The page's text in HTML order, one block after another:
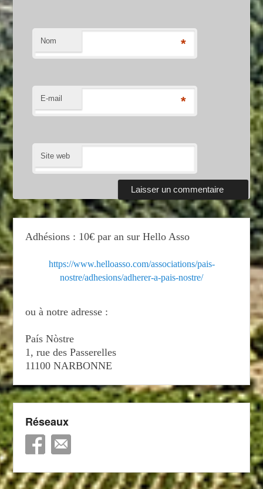
Nom *
E-mail *
Site web
Adhésions : 10€ par an sur Hello Asso
https://www.helloasso.com/associations/pais-
nostre/adhesions/adherer-a-pais-nostre/
ou à notre adresse :
País Nòstre
1, rue des Passerelles
11100 NARBONNE
Réseaux